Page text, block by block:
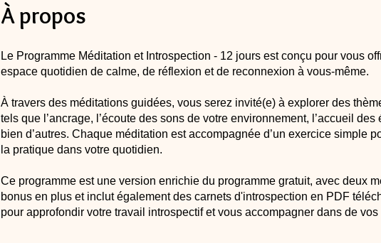
À propos
Le Programme Méditation et Introspection - 12 jours est conçu pour vous
espace quotidien de calme, de réflexion et de reconnexion à vous-même.
À travers des méditations guidées, vous serez invité(e) à explorer des
tels que l’ancrage, l’écoute des sons de votre environnement, l’accueil des
bien d’autres. Chaque méditation est accompagnée d’un exercice simple
la pratique dans votre quotidien.
Ce programme est une version enrichie du programme gratuit, avec deux
bonus en plus et inclut également des carnets d'introspection en PDF
pour approfondir votre travail introspectif et vous accompagner dans de